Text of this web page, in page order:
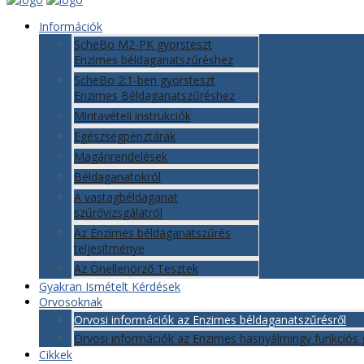
Információk
ScheBo M2-PK gyorsteszt
Enzimes béldaganatszűréshez
ScheBo 2:1-ben gyorsteszt
Enzimes Béldaganatszűréshez
Mintavételi instrukciók
Egészségpénztárak
Magánrendelések
Béldaganatokról
A vastagbéldaganat
szűrővizsgálatról
Az Enzimes béldaganatszűrés
teljesítménye
Az Önellenörző Tesztek
Gyakran Ismételt Kérdések
Orvosoknak
Orvosi információk az Enzimes béldaganatszűrésről
Orvosi információk az Enzimes hasnyálmirigy funkciós
Cikkek